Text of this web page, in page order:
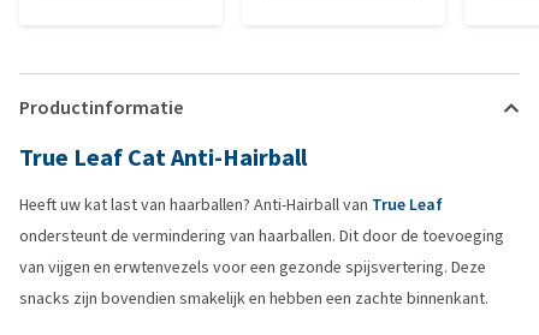
Productinformatie
True Leaf Cat Anti-Hairball
Heeft uw kat last van haarballen? Anti-Hairball van True Leaf
ondersteunt de vermindering van haarballen. Dit door de toevoeging
van vijgen en erwtenvezels voor een gezonde spijsvertering. Deze
snacks zijn bovendien smakelijk en hebben een zachte binnenkant.